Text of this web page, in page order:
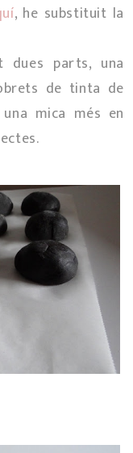
, he substituit la
dues parts, una
de tinta de
mica més en